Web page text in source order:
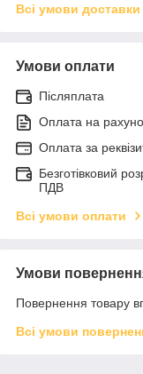
Всі умови доставки
Умови оплати
Післяплата
Оплата на
Оплата за
Безготівковий
ПДВ
Всі умови оплати
Умови
Повернення товару
Всі умови